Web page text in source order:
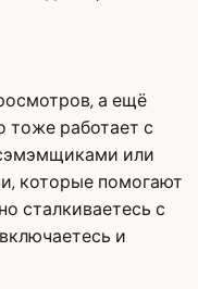
а ещё
тоже работает с
или
которые помогают
сталкиваетесь с
и